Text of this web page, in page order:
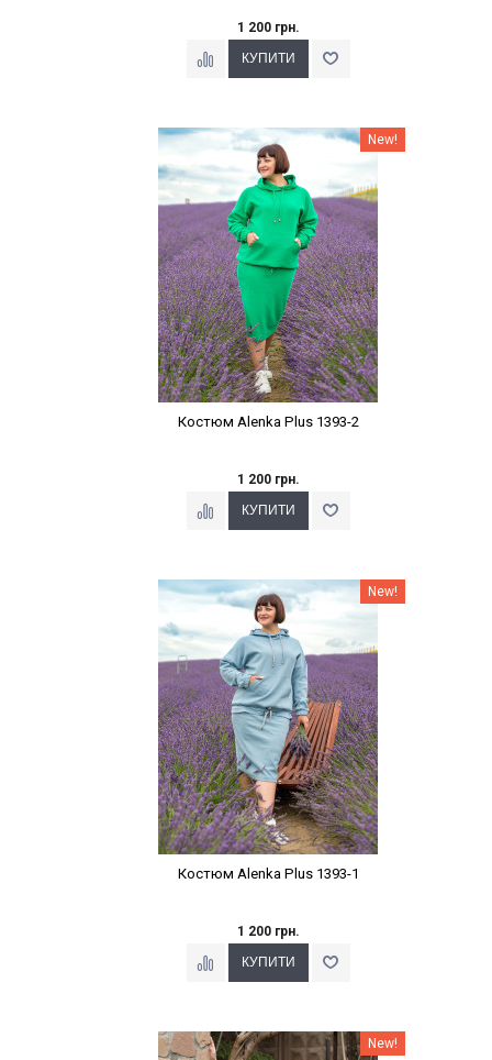
1 200 грн.
Наклейки Варіант з % New!
Костюм Alenka Plus 1393-2
1 200 грн.
Наклейки Варіант з % New!
Костюм Alenka Plus 1393-1
1 200 грн.
Наклейки Варіант з % New!